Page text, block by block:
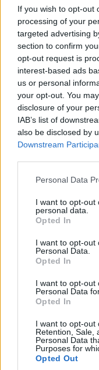
If you wish to opt-out
processing of your
targeted advertising
section to confirm
opt-out request is
interest-based ads
us or personal
your opt-out. You
disclosure of your
IAB’s list of
also be disclosed by
Downstream
Please note that this
not limited to your
grant or deny
use your data for
consent section.
Personal Data
I want to opt-out
personal data.
Opted In
I want to opt-out
Personal Data.
Opted In
I want to opt-out
Personal Data
Opted In
I want to opt-out
Retention, Sale,
Personal Data
Purposes for
Opted Out
Η μηνυτήρια
Εισαγγελέα για
βάρος του
διαβιβάζεται
για την κίνηση
Βέβαια, οι
υποβάλλουν και
εισαγγελία
Μάλιστα, για
αναφοράς στην
Δώρο Χριστουγέννων
2024: Πώς θα το
28 Νοεμβρίου 2024,
σε "Οικονομία"
Δώρο Χριστουγέννων: